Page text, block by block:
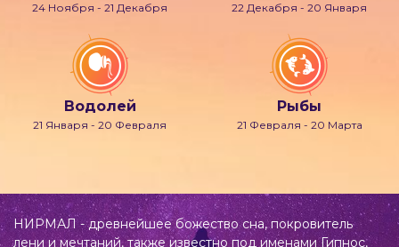
24 Ноября - 21 Декабря 22 Декабря - 20 Января
Водолей
21 Января - 20 Февраля
Рыбы
21 Февраля - 20 Марта
НИРМАЛ - древнейшее божество сна, покровитель
лени и мечтаний, также известно под именами Гипнос,